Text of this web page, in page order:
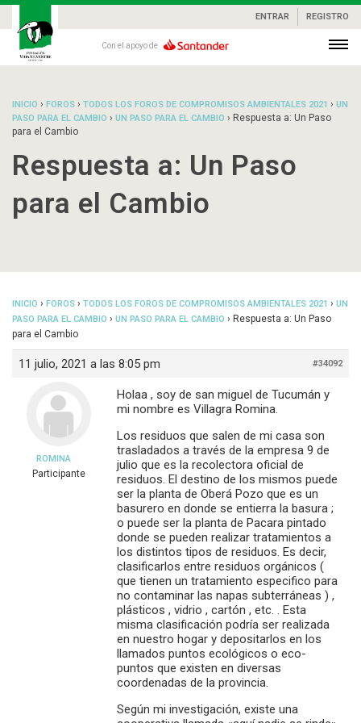
ENTRAR REGISTRO
Con el apoyo de
INICIO › FOROS › TODOS LOS FOROS DE COMPROMISOS AMBIENTALES 2021 › UN
PASO PARA EL CAMBIO › UN PASO PARA EL CAMBIO › Respuesta a: Un Paso
para el Cambio
Respuesta a: Un Paso
para el Cambio
INICIO › FOROS › TODOS LOS FOROS DE COMPROMISOS AMBIENTALES 2021 › UN
PASO PARA EL CAMBIO › UN PASO PARA EL CAMBIO › Respuesta a: Un Paso
para el Cambio
11 julio, 2021 a las 8:05 pm #34092
ROMINA
Participante
Holaa , soy de san miguel de Tucumán y
mi nombre es Villagra Romina.
Los residuos que salen de mi casa son
trasladados a través de la empresa 9 de
julio que es la recolectora oficial de
residuos. El destino de los mismos puede
ser la planta de Oberá Pozo que es un
basurero en donde se entierra la basura ;
o puede ser la planta de Pacara pintado
donde se pueden realizar tratamientos a
los distintos tipos de residuos. Es decir,
clasificarlos entre residuos orgánicos (
que tienen un tratamiento especifico para
no contaminar las napas subterráneas ) ,
plásticos , vidrio , cartón , etc. . Esta
misma clasificación podría ser realizada
en nuestro hogar y depositarlos en los
llamados puntos ecológicos o eco-
puntos que existen en diversas
coordenadas de la provincia.
Según mi investigación, existe una